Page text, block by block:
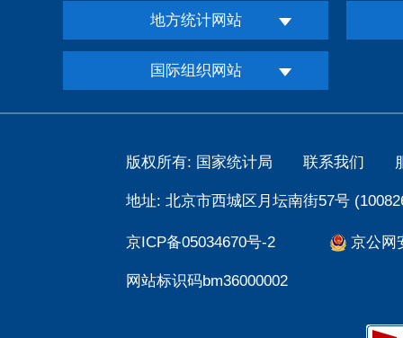
地方统计网站
国际组织网站
版权所有: 国家统计局 联系我们
地址: 北京市西城区月坛南街57号
京ICP备05034670号-2 京公网
网站标识码bm36000002